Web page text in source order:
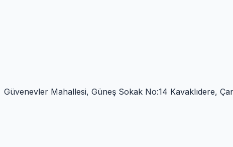
Güvenevler Mahallesi, Güneş Sokak No:14 Kavaklıdere,